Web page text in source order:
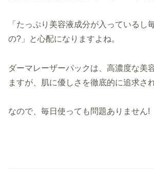
「たっぷり美容液成分が入っているし
の?」と心配になりますよね。
ダーマレーザーパックは、高濃度な美
ますが、肌に優しさを徹底的に追求さ
なので、毎日使っても問題ありません!